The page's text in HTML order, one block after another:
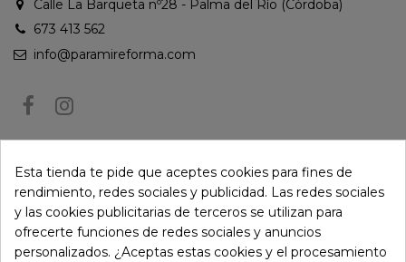
Calle La Barqueta nº28 - Palma del Río (Córdoba)
673 413 562
info@paramireforma.com
Puede darse de baja en cualquier momento. Para ello, consulte nuestra
información de contacto en el aviso legal.
Esta tienda te pide que aceptes cookies para fines de
rendimiento, redes sociales y publicidad. Las redes sociales
y las cookies publicitarias de terceros se utilizan para
ofrecerte funciones de redes sociales y anuncios
personalizados. ¿Aceptas estas cookies y el procesamiento